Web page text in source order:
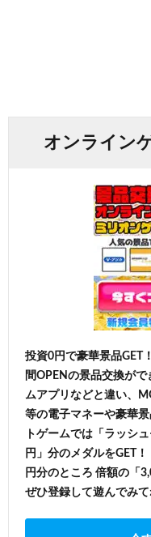
オンライン
投資0円で豪華景品GET
間OPENの景品交換が
ムアプリなどと違い、
等の電子マネーや豪華
トゲームでは「ラッシ
円」分のメダルをGET
円分のところ 倍額の「
ぜひ登録して遊んでみて